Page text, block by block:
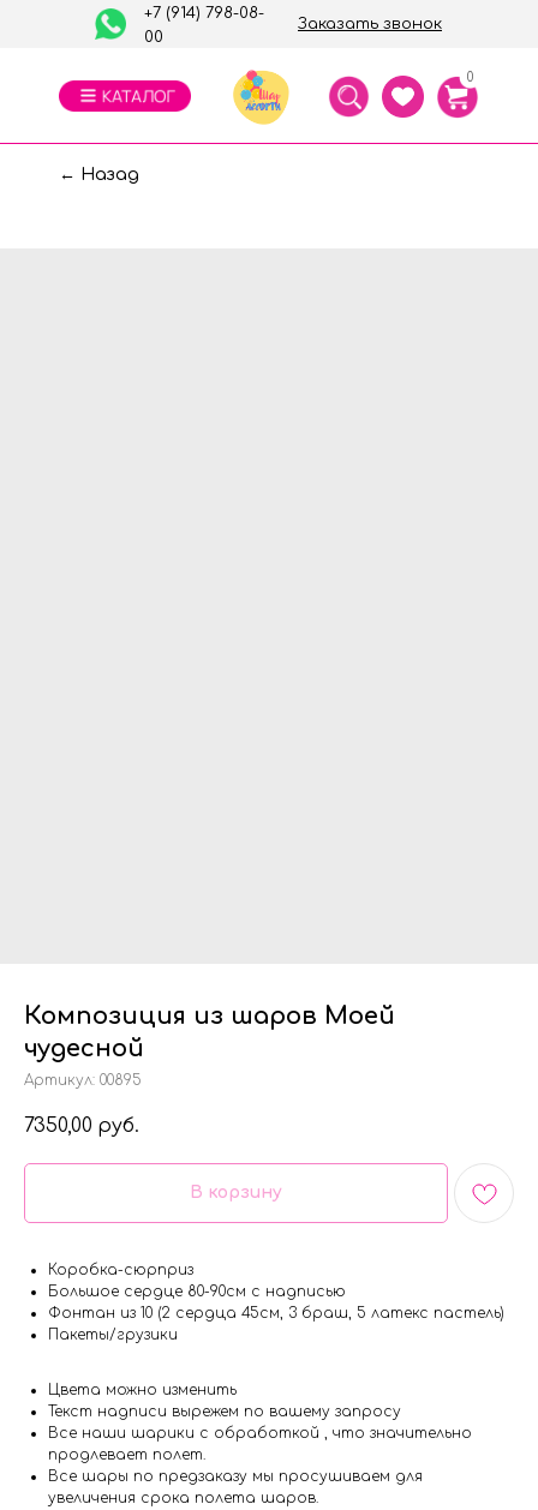
Заказать звонок
+7 (914) 798-08-
00
0
← Назад
Композиция из шаров Моей
чудесной
Артикул: 00895
7350,00 руб.
В корзину
Коробка-сюрприз
Большое сердце 80-90см с надписью
Фонтан из 10 (2 сердца 45см, 3 браш, 5 латекс пастель)
Пакеты/грузики
Цвета можно изменить
Текст надписи вырежем по вашему запросу
Все наши шарики с обработкой , что значительно
продлевает полет.
Все шары по предзаказу мы просушиваем для
увеличения срока полета шаров.